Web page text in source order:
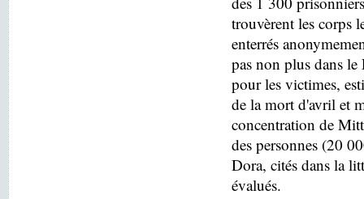
trouvèrent les corps
enterrés
pas non plus dans
pour les victimes,
de la mort d'avril et
concentration de
des personnes (20
Dora, cités dans la
évalués.